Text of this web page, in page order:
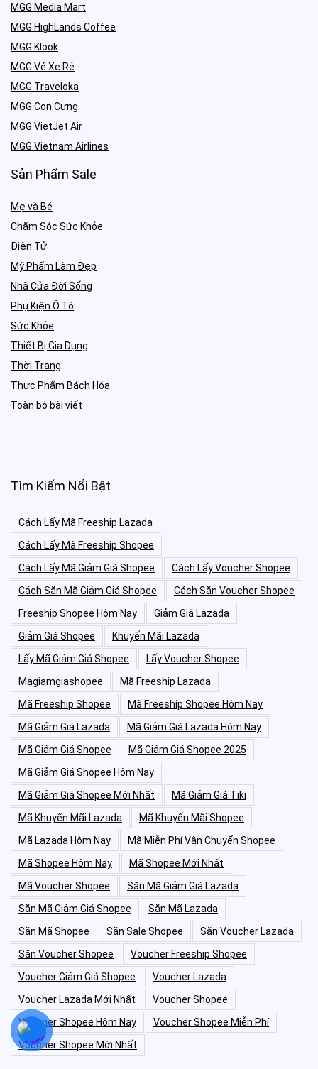
MGG Media Mart
MGG HighLands Coffee
MGG Klook
MGG Vé Xe Rẻ
MGG Traveloka
MGG Con Cưng
MGG VietJet Air
MGG Vietnam Airlines
Sản Phẩm Sale
Mẹ và Bé
Chăm Sóc Sức Khỏe
Điện Tử
Mỹ Phẩm Làm Đẹp
Nhà Cửa Đời Sống
Phụ Kiện Ô Tô
Sức Khỏe
Thiết Bị Gia Dụng
Thời Trang
Thực Phẩm Bách Hóa
Toàn bộ bài viết
Tìm Kiếm Nổi Bật
Cách Lấy Mã Freeship Lazada
Cách Lấy Mã Freeship Shopee
Cách Lấy Mã Giảm Giá Shopee
Cách Lấy Voucher Shopee
Cách Săn Mã Giảm Giá Shopee
Cách Săn Voucher Shopee
Freeship Shopee Hôm Nay
Giảm Giá Lazada
Giảm Giá Shopee
Khuyến Mãi Lazada
Lấy Mã Giảm Giá Shopee
Lấy Voucher Shopee
Magiamgiashopee
Mã Freeship Lazada
Mã Freeship Shopee
Mã Freeship Shopee Hôm Nay
Mã Giảm Giá Lazada
Mã Giảm Giá Lazada Hôm Nay
Mã Giảm Giá Shopee
Mã Giảm Giá Shopee 2025
Mã Giảm Giá Shopee Hôm Nay
Mã Giảm Giá Shopee Mới Nhất
Mã Giảm Giá Tiki
Mã Khuyến Mãi Lazada
Mã Khuyến Mãi Shopee
Mã Lazada Hôm Nay
Mã Miễn Phí Vận Chuyển Shopee
Mã Shopee Hôm Nay
Mã Shopee Mới Nhất
Mã Voucher Shopee
Săn Mã Giảm Giá Lazada
Săn Mã Giảm Giá Shopee
Săn Mã Lazada
Săn Mã Shopee
Săn Sale Shopee
Săn Voucher Lazada
Săn Voucher Shopee
Voucher Freeship Shopee
Voucher Giảm Giá Shopee
Voucher Lazada
Voucher Lazada Mới Nhất
Voucher Shopee
Voucher Shopee Hôm Nay
Voucher Shopee Miễn Phí
Voucher Shopee Mới Nhất